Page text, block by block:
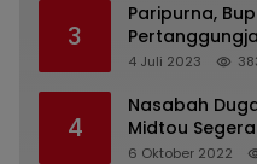
3
Paripurna,
2022
4 Juli 2023
4
Nasabah
Midtou
6 Oktober 2022